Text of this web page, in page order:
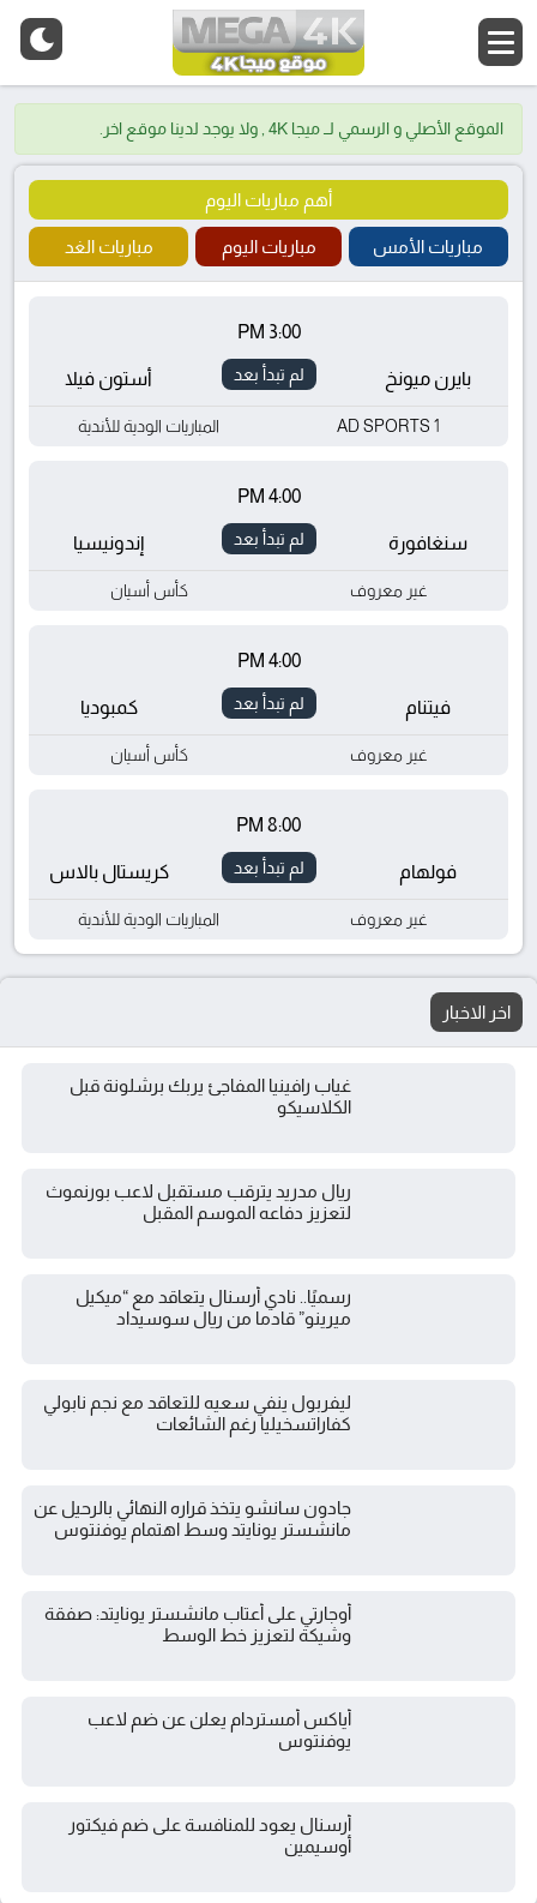
الموقع الأصلي و الرسمي لــ ميجا 4K , ولا يوجد لدينا موقع اخر.
أهم مباريات اليوم
مباريات الأمس مباريات اليوم مباريات الغد
بايرن ميونخ
3:00 PM
لم تبدأ بعد أستون فيلا
AD SPORTS 1 المباريات الودية للأندية
سنغافورة
4:00 PM
لم تبدأ بعد إندونيسيا
غير معروف كأس أسيان
فيتنام
4:00 PM
لم تبدأ بعد كمبوديا
غير معروف كأس أسيان
فولهام
8:00 PM
لم تبدأ بعد كريستال بالاس
غير معروف المباريات الودية للأندية
اخر الاخبار
غياب رافينيا المفاجئ يربك برشلونة قبل
الكلاسيكو
ريال مدريد يترقب مستقبل لاعب بورنموث
لتعزيز دفاعه الموسم المقبل
رسميًا.. نادي أرسنال يتعاقد مع “ميكيل
ميرينو” قادما من ريال سوسيداد
ليفربول ينفي سعيه للتعاقد مع نجم نابولي
كفاراتسخيليا رغم الشائعات
جادون سانشو يتخذ قراره النهائي بالرحيل عن
مانشستر يونايتد وسط اهتمام يوفنتوس
أوجارتي على أعتاب مانشستر يونايتد: صفقة
وشيكة لتعزيز خط الوسط
أياكس أمستردام يعلن عن ضم لاعب
يوفنتوس
أرسنال يعود للمنافسة على ضم فيكتور
أوسيمين